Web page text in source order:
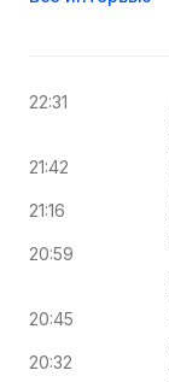
22:31
21:42
21:16
20:59
20:45
20:32